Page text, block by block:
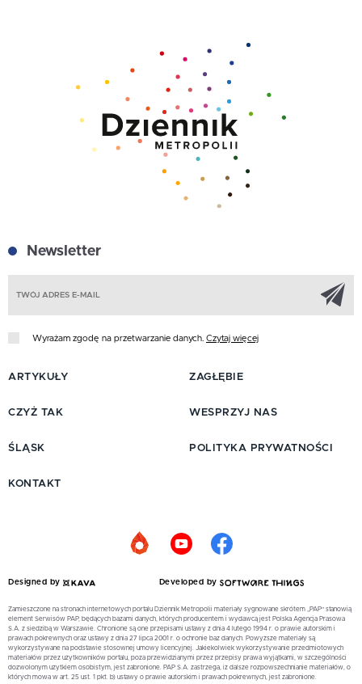
Newsletter
Wyrażam zgodę na przetwarzanie danych. Czytaj więcej
ARTYKUŁY
CZYŻ TAK
ŚLĄSK
ZAGŁĘBIE
WESPRZYJ NAS
POLITYKA PRYWATNOŚCI
KONTAKT
Designed by Developed by
Zamieszczone na stronach internetowych portalu Dziennik Metropolii materiały sygnowane skrótem „PAP” stanowią
element Serwisów PAP, będących bazami danych, których producentem i wydawcą jest Polska Agencja Prasowa
S.A. z siedzibą w Warszawie. Chronione są one przepisami ustawy z dnia 4 lutego 1994 r. o prawie autorskim i
prawach pokrewnych oraz ustawy z dnia 27 lipca 2001 r. o ochronie baz danych. Powyższe materiały są
wykorzystywane na podstawie stosownej umowy licencyjnej. Jakiekolwiek wykorzystywanie przedmiotowych
materiałów przez użytkowników portalu, poza przewidzianymi przez przepisy prawa wyjątkami, w szczególności
dozwolonym użytkiem osobistym, jest zabronione. PAP S.A. zastrzega, iż dalsze rozpowszechnianie materiałów, o
których mowa w art. 25 ust. 1 pkt. b) ustawy o prawie autorskim i prawach pokrewnych, jest zabronione.